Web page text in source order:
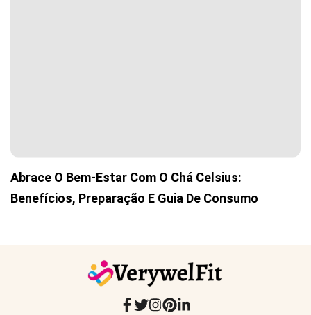
Abrace O Bem-Estar Com O Chá Celsius:
Benefícios, Preparação E Guia De Consumo